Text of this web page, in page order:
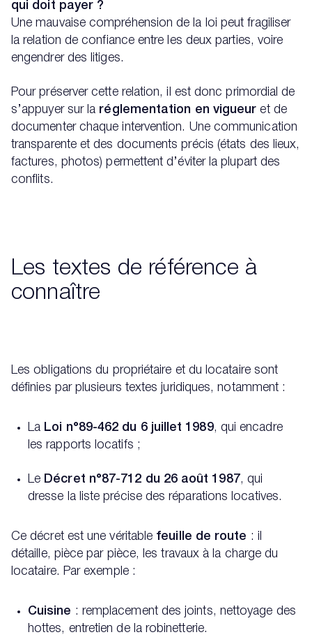
qui doit payer ?
Une mauvaise compréhension de la loi peut fragiliser
la relation de confiance entre les deux parties, voire
engendrer des litiges.
Pour préserver cette relation, il est donc primordial de
s’appuyer sur la réglementation en vigueur et de
documenter chaque intervention. Une communication
transparente et des documents précis (états des lieux,
factures, photos) permettent d’éviter la plupart des
conflits.
Les textes de référence à
connaître
Les obligations du propriétaire et du locataire sont
définies par plusieurs textes juridiques, notamment :
La Loi n°89-462 du 6 juillet 1989, qui encadre
les rapports locatifs ;
Le Décret n°87-712 du 26 août 1987, qui
dresse la liste précise des réparations locatives.
Ce décret est une véritable feuille de route : il
détaille, pièce par pièce, les travaux à la charge du
locataire. Par exemple :
Cuisine : remplacement des joints, nettoyage des
hottes, entretien de la robinetterie.